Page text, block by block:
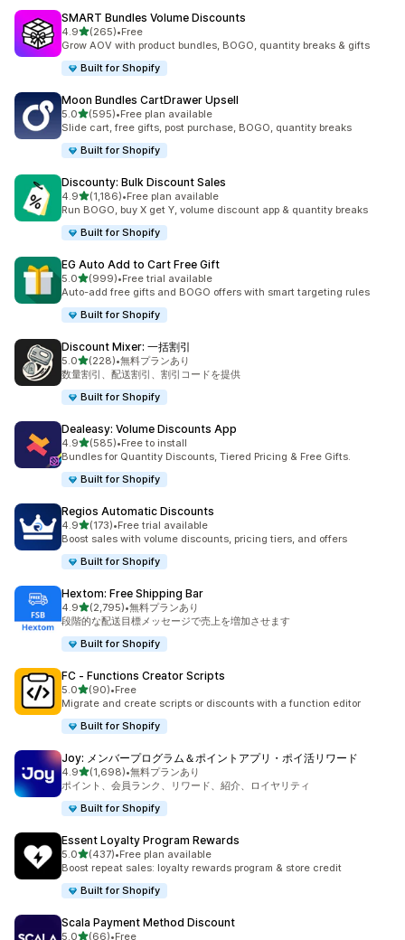
SMART Bundles Volume Discounts
4.95つ星中
(265)
合計レビュー数：265件
•Free
Grow AOV with product bundles, BOGO, quantity breaks & gifts
Built for Shopify
Moon Bundles CartDrawer Upsell
5.05つ星中
(595)
合計レビュー数：595件
•Free plan available
Slide cart, free gifts, post purchase, BOGO, quantity breaks
Built for Shopify
Discounty: Bulk Discount Sales
4.95つ星中
(1,186)
合計レビュー数：1186件
•Free plan available
Run BOGO, buy X get Y, volume discount app & quantity breaks
Built for Shopify
EG Auto Add to Cart Free Gift
5.05つ星中
(999)
合計レビュー数：999件
•Free trial available
Auto-add free gifts and BOGO offers with smart targeting rules
Built for Shopify
Discount Mixer: 一括割引
5.05つ星中
(228)
合計レビュー数：228件
•無料プランあり
数量割引、配送割引、割引コードを提供
Built for Shopify
Dealeasy: Volume Discounts App
4.95つ星中
(585)
合計レビュー数：585件
•Free to install
Bundles for Quantity Discounts, Tiered Pricing & Free Gifts.
Built for Shopify
Regios Automatic Discounts
4.95つ星中
(173)
合計レビュー数：173件
•Free trial available
Boost sales with volume discounts, pricing tiers, and offers
Built for Shopify
Hextom: Free Shipping Bar
4.95つ星中
(2,795)
合計レビュー数：2795件
•無料プランあり
段階的な配送目標メッセージで売上を増加させます
Built for Shopify
FC ‑ Functions Creator Scripts
5.05つ星中
(90)
合計レビュー数：90件
•Free
Migrate and create scripts or discounts with a function editor
Built for Shopify
Joy: メンバープログラム＆ポイントアプリ・ポイ活リワード
4.95つ星中
(1,698)
合計レビュー数：1698件
•無料プランあり
ポイント、会員ランク、リワード、紹介、ロイヤリティ
Built for Shopify
Essent Loyalty Program Rewards
5.05つ星中
(437)
合計レビュー数：437件
•Free plan available
Boost repeat sales: loyalty rewards program & store credit
Built for Shopify
Scala Payment Method Discount
5.05つ星中
(66)•Free